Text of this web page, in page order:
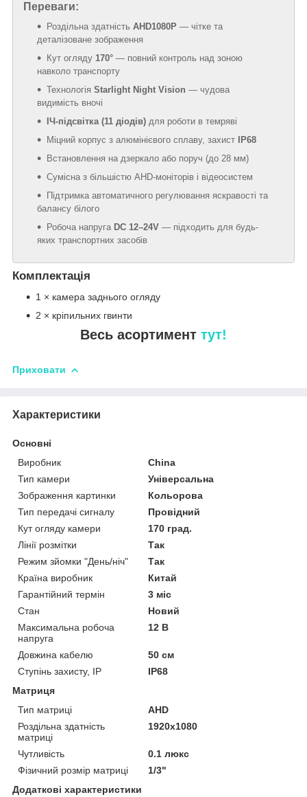
Переваги:
Роздільна здатність AHD1080P — чітке та
деталізоване зображення
Кут огляду 170° — повний контроль над зоною
навколо транспорту
Технологія Starlight Night Vision — чудова
видимість вночі
ІЧ-підсвітка (11 діодів) для роботи в темряві
Міцний корпус з алюмінієвого сплаву, захист
IP68
Встановлення на дзеркало або поруч (до 28 мм)
Сумісна з більшістю AHD-моніторів і відеосистем
Підтримка автоматичного регулювання яскравості та
балансу білого
Робоча напруга DC 12–24V — підходить для будь-
яких транспортних засобів
Комплектація
1 × камера заднього огляду
2 × кріпильних гвинти
Весь асортимент тут!
Приховати
Характеристики
Основні
Виробник
China
Тип камери
Універсальна
Зображення картинки
Кольорова
Тип передачі сигналу
Провідний
Кут огляду камери
170 град.
Лінії розмітки
Так
Режим зйомки "День/ніч"
Так
Країна виробник
Китай
Гарантійний термін
3 міс
Стан
Новий
Максимальна робоча
напруга
12 В
Довжина кабелю
50 см
Ступінь захисту, IP
IP68
Матриця
Тип матриці
AHD
Роздільна здатність
матриці
1920x1080
Чутливість
0.1 люкс
Фізичний розмір матриці
1/3"
Додаткові характеристики